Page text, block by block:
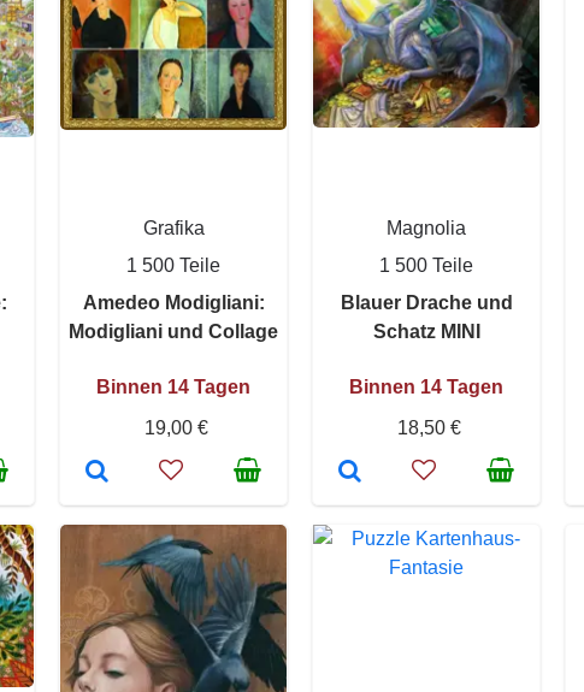
Grafika
1 500 Teile
Amedeo Modigliani:
Modigliani und Collage
Binnen 14 Tagen
19,00 €
Magnolia
1 500 Teile
Blauer Drache und
Schatz MINI
Binnen 14 Tagen
18,50 €